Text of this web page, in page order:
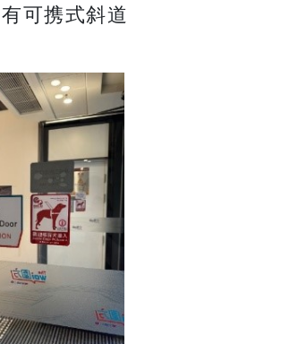
可携式斜道